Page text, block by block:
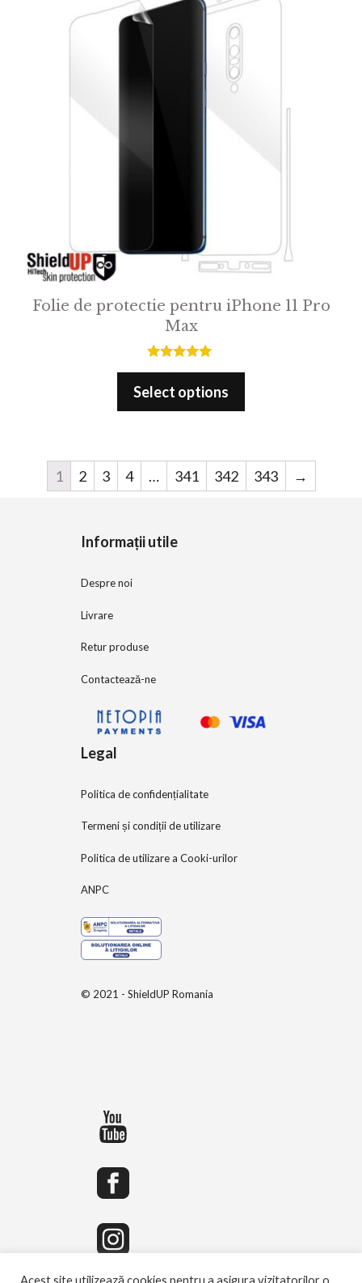
Folie de protectie pentru iPhone 11 Pro
Max
5.00
Select options
1 2 3 4 … 341 342 343 →
Informații utile
Despre noi
Livrare
Retur produse
Contactează-ne
Legal
Politica de confidențialitate
Termeni și condiții de utilizare
Politica de utilizare a Cooki-urilor
ANPC
© 2021 - ShieldUP Romania
Acest site utilizează cookies pentru a asigura vizitatorilor o